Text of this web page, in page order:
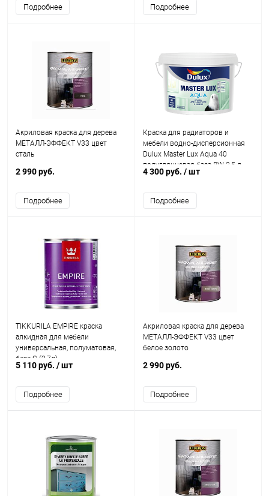
Подробнее Подробнее
Акриловая краска для дерева
МЕТАЛЛ-ЭФФЕКТ V33 цвет
сталь
2 990 руб.
Подробнее
Краска для радиаторов и
мебели водно-дисперсионная
Dulux Master Lux Aqua 40
полуглянцевая база BW 2,5 л.
4 300 руб. / шт
Подробнее
TIKKURILA EMPIRE краска
алкидная для мебели
универсальная, полуматовая,
база C (2,7л)
5 110 руб. / шт
Подробнее
Акриловая краска для дерева
МЕТАЛЛ-ЭФФЕКТ V33 цвет
белое золото
2 990 руб.
Подробнее